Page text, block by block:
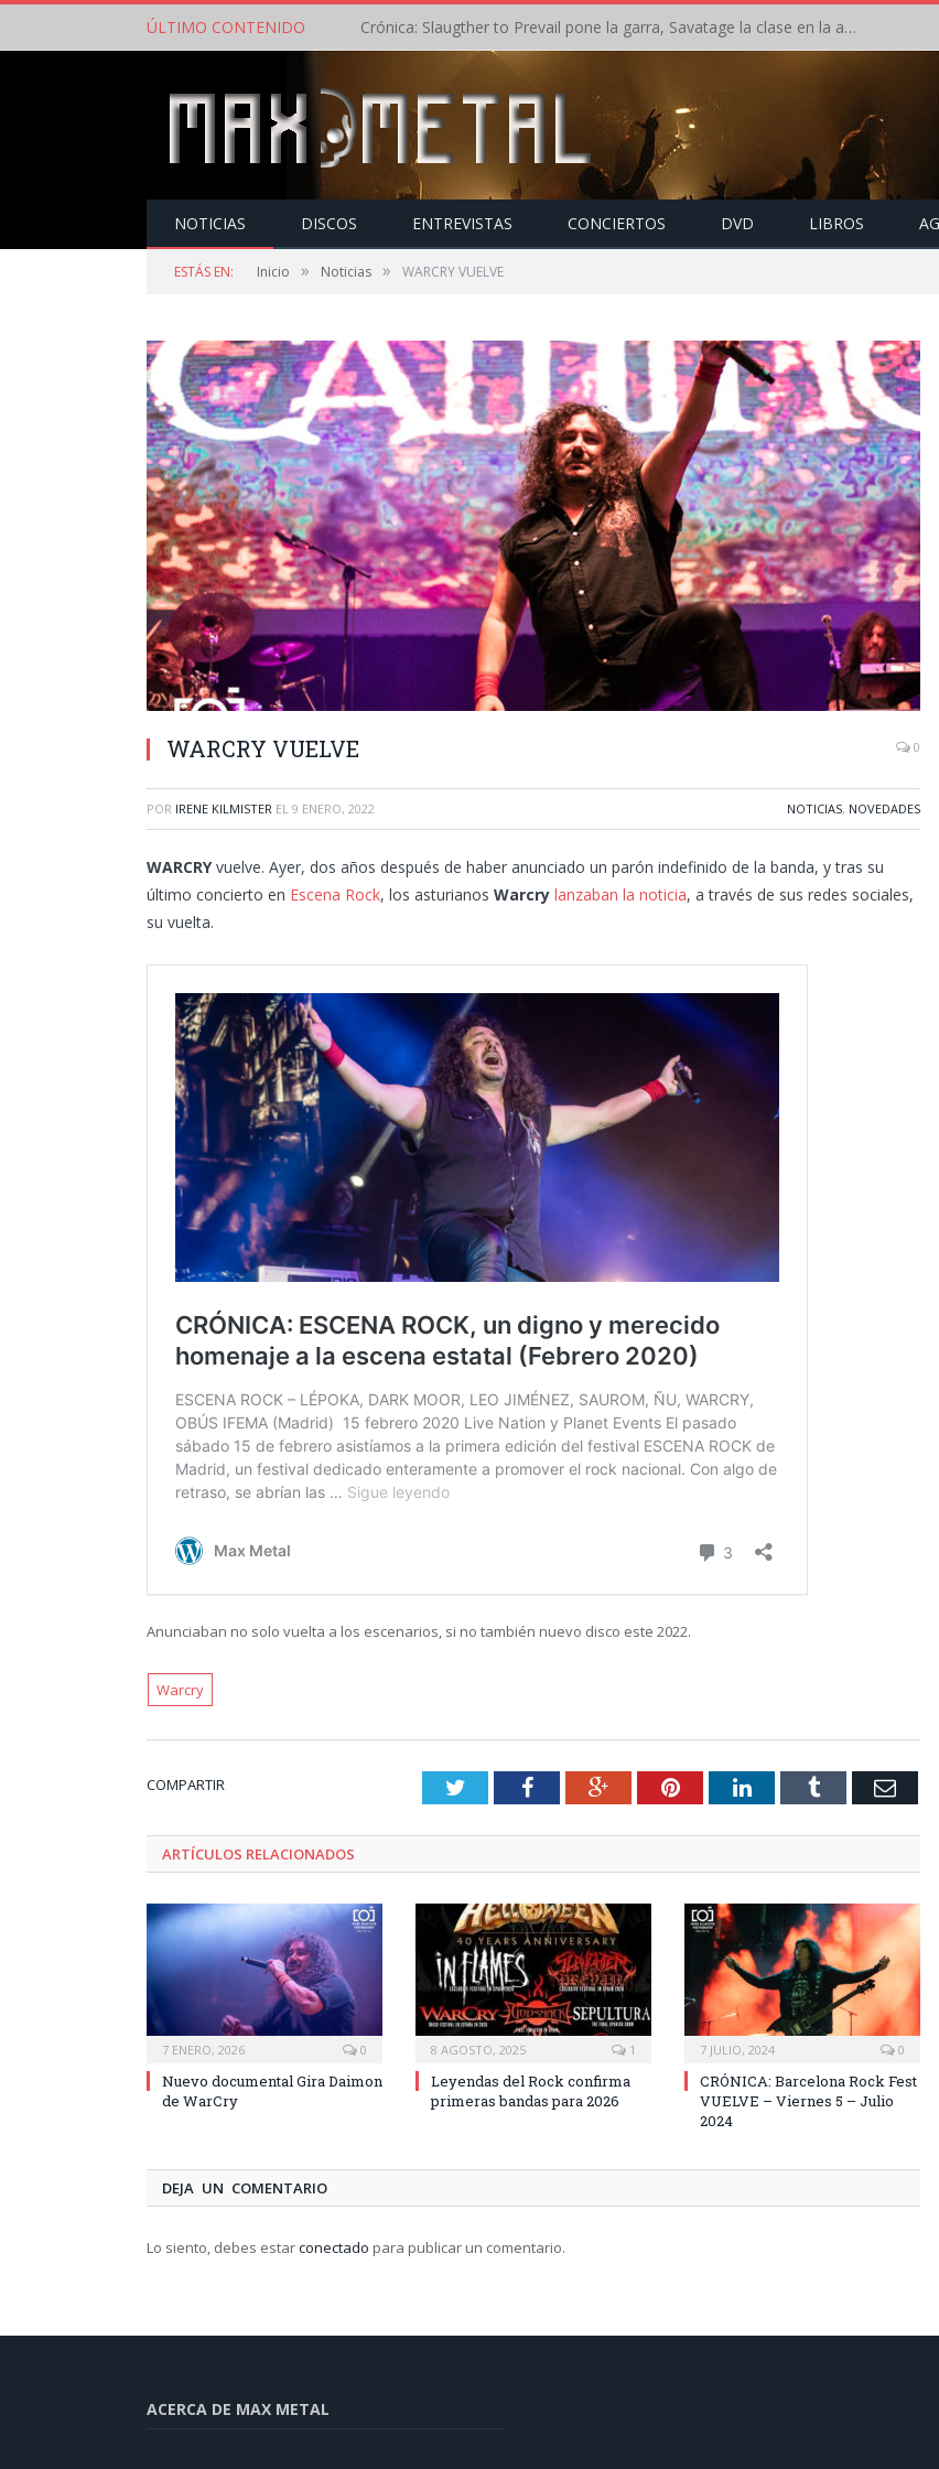
ÚLTIMO CONTENIDO Crónica: Slaugther to Prevail pone la garra, Savatage la clase en la apertura del Leyendas del Rock – Miércoles – Agosto 2026
NOTICIAS DISCOS ENTREVISTAS CONCIERTOS DVD LIBROS
ESTÁS EN: Inicio » Noticias » WARCRY VUELVE
WARCRY VUELVE 0
POR IRENE KILMISTER EL 9 ENERO, 2022 NOTICIAS, NOVEDADES
WARCRYvuelve. Ayer, dos años después de haber anunciado un parón indefinido de la banda, y tras su
último concierto en Escena Rock, los asturianos Warcry lanzaban la noticia, a través de sus redes sociales,
su vuelta.
Anunciaban no solo vuelta a los escenarios, si no también nuevo disco este 2022.
Warcry
COMPARTIR TwitterFacebookGoogle+PinterestLinkedInTumblr Email
ARTÍCULOS RELACIONADOS
7 ENERO, 2026 0
Nuevo documental Gira Daimon
de WarCry
8 AGOSTO, 2025 1
Leyendas del Rock confirma
primeras bandas para 2026
7 JULIO, 2024 0
CRÓNICA: Barcelona Rock Fest
VUELVE – Viernes 5 – Julio
2024
DEJA UN COMENTARIO
Lo siento, debes estarconectado para publicar un comentario.
ACERCA DE MAX METAL